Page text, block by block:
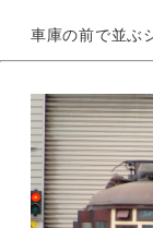
車庫の前で並ぶ